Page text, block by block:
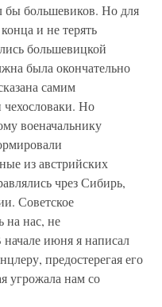
бы большевиков. Но для
и не терять
большевицкой
была окончательно
самим
Но
военачальнику
из австрийских
чрез Сибирь,
Советское
на нас, не
июня я написал
предостерегая его
угрожала нам со